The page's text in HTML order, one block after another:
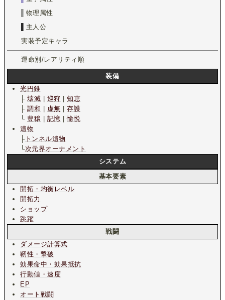
物理属性
主人公
実装予定キャラ
運命別/レアリティ順
装備
光円錐
├壊滅 巡狩 |知恵
├調和 虚無 |存護
└ 豊穣 記憶 |愉悦
遺物
├トンネル遺物
└次元界オーナメント
システム
基本要素
開拓・均衡レベル
開拓力
ショップ
跳躍
戦闘
ダメージ計算式
靭性・撃破
効果命中・効果抵抗
行動値・速度
EP
オート戦闘